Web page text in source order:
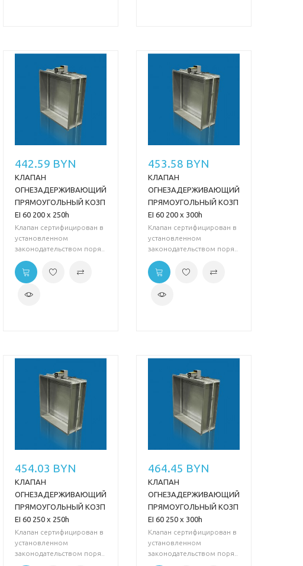
442.59 BYN
КЛАПАН
ОГНЕЗАДЕРЖИВАЮЩИЙ
ПРЯМОУГОЛЬНЫЙ КОЗП
EI 60 200 х 250h
Клапан сертифицирован в
установленном
законодательством поря..
453.58 BYN
КЛАПАН
ОГНЕЗАДЕРЖИВАЮЩИЙ
ПРЯМОУГОЛЬНЫЙ КОЗП
EI 60 200 х 300h
Клапан сертифицирован в
установленном
законодательством поря..
454.03 BYN
КЛАПАН
ОГНЕЗАДЕРЖИВАЮЩИЙ
ПРЯМОУГОЛЬНЫЙ КОЗП
EI 60 250 х 250h
Клапан сертифицирован в
установленном
законодательством поря..
464.45 BYN
КЛАПАН
ОГНЕЗАДЕРЖИВАЮЩИЙ
ПРЯМОУГОЛЬНЫЙ КОЗП
EI 60 250 х 300h
Клапан сертифицирован в
установленном
законодательством поря..